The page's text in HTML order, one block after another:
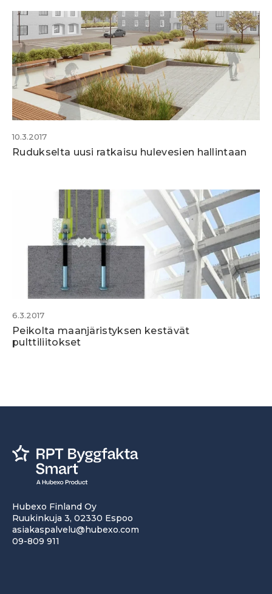
10.3.2017
Rudukselta uusi ratkaisu hulevesien hallintaan
6.3.2017
Peikolta maanjäristyksen kestävät
pulttiliitokset
Hubexo Finland Oy
Ruukinkuja 3, 02330 Espoo
asiakaspalvelu@hubexo.com
09-809 911